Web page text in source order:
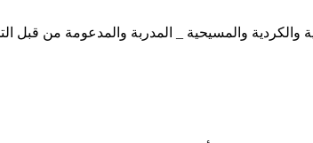
والمسيحية _ المدربة والمدعومة من قبل